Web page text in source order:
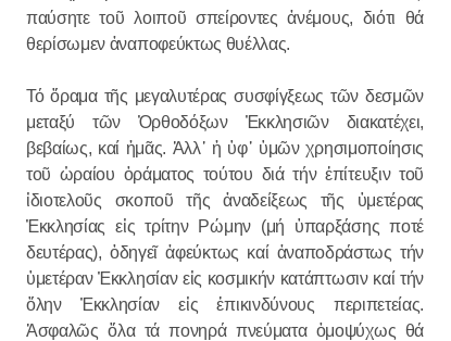
παύσητε τοῦ λοιποῦ σπείροντες ἀνέμους, διότι θά
θερίσωμεν ἀναποφεύκτως θυέλλας.
Τό ὅραμα τῆς μεγαλυτέρας συσφίγξεως τῶν δεσμῶν
μεταξύ τῶν Ὀρθοδόξων Ἐκκλησιῶν διακατέχει,
βεβαίως, καί ἡμᾶς. Ἀλλ᾽ ἡ ὑφ᾽ ὑμῶν χρησιμοποίησις
τοῦ ὡραίου ὁράματος τούτου διά τήν ἐπίτευξιν τοῦ
ἰδιοτελοῦς σκοποῦ τῆς ἀναδείξεως τῆς ὑμετέρας
Ἐκκλησίας εἰς τρίτην Ρώμην (μή ὑπαρξάσης ποτέ
δευτέρας), ὁδηγεῖ ἀφεύκτως καί ἀναποδράστως τήν
ὑμετέραν Ἐκκλησίαν εἰς κοσμικήν κατάπτωσιν καί τήν
ὅλην Ἐκκλησίαν εἰς ἐπικινδύνους περιπετείας.
Ἀσφαλῶς ὅλα τά πονηρά πνεύματα ὁμοψύχως θά